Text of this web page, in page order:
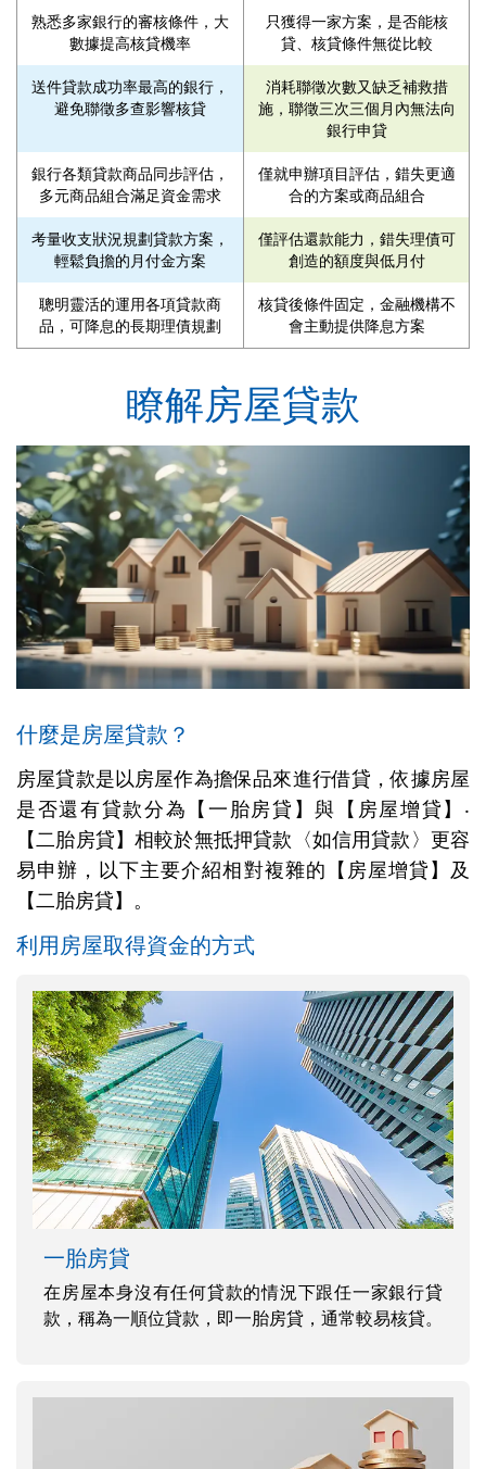
熟悉多家銀行的審核條件，大
數據提高核貸機率
只獲得一家方案，是否能核
貸、核貸條件無從比較
送件貸款成功率最高的銀行，
避免聯徵多查影響核貸
消耗聯徵次數又缺乏補救措
施，聯徵三次三個月內無法向
銀行申貸
銀行各類貸款商品同步評估，
多元商品組合滿足資金需求
僅就申辦項目評估，錯失更適
合的方案或商品組合
考量收支狀況規劃貸款方案，
輕鬆負擔的月付金方案
僅評估還款能力，錯失理債可
創造的額度與低月付
聰明靈活的運用各項貸款商
品，可降息的長期理債規劃
核貸後條件固定，金融機構不
會主動提供降息方案
瞭解房屋貸款
什麼是房屋貸款？
房屋貸款是以房屋作為擔保品來進行借貸，依據房屋
是否還有貸款分為【一胎房貸】與【房屋增貸】‧
【二胎房貸】相較於無抵押貸款〈如信用貸款〉更容
易申辦，以下主要介紹相對複雜的【房屋增貸】及
【二胎房貸】。
利用房屋取得資金的方式
一胎房貸
在房屋本身沒有任何貸款的情況下跟任一家銀行貸
款，稱為一順位貸款，即一胎房貸，通常較易核貸。